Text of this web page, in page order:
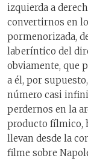
izquierda a
convertirnos en
pormenorizada,
laberíntico del
obviamente, que
a él, por
número casi
perdernos en la
producto fílmico,
llevan desde la
filme sobre